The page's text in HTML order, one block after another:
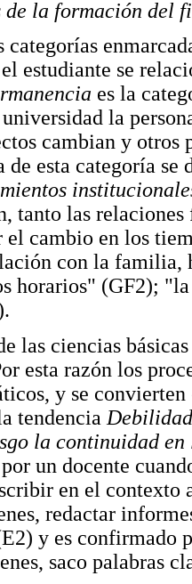
de la formación del
categorías
estudiante se
es la
la
cambian y otros
de esta categoría se
tanto las
el cambio en los
con la familia,
horarios" (GF2);
las ciencias
esta razón los
y se
tendencia
la continuidad
un docente
en el
redactar
y es confirmado
saco palabras